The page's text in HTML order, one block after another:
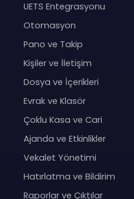
UETS Entegrasyonu
Otomasyon
Pano ve Takip
Kişiler ve İletişim
Dosya ve İçerikleri
Evrak ve Klasör
Çoklu Kasa ve Cari
Ajanda ve Etkinlikler
Vekalet Yönetimi
Hatırlatma ve Bildirim
Raporlar ve Çıktılar